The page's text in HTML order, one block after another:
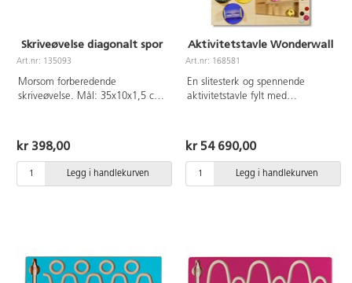
Skriveøvelse diagonalt spor
Art.nr: 135093
Morsom forberedende
skriveøvelse. Mål: 35x10x1,5 cm.
kr 398,00
Legg i handlekurven
Aktivitetstavle Wonderwall
Art.nr: 168581
En slitesterk og spennende
aktivitetstavle fylt med
kulehjul. Varierte overflater og
taktile detaljer stimulerer både
følelsesansen og finmotorikken.
En perfekt veggmontert løsning
kr 54 690,00
Legg i handlekurven